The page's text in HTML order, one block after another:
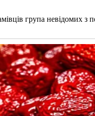
група невідомих з